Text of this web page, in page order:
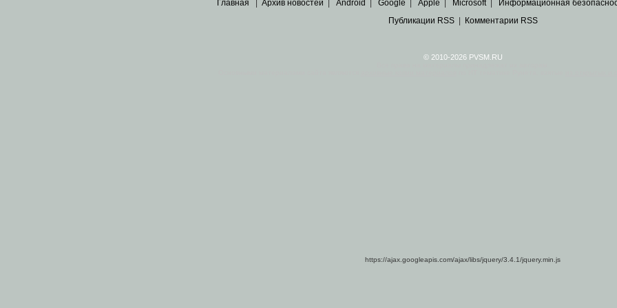
Главная Архив новостей Android Google Apple Microsoft| Информационная
Публикации RSS| Комментарии RSS
© 2010-2026 PVSM.RU
https://ajax.googleapis.com/ajax/libs/jquery/3.4.1/jquery.min.js